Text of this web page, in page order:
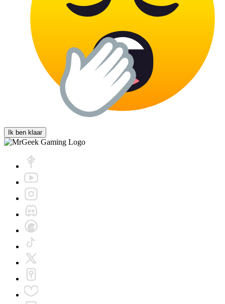
Ik ben klaar